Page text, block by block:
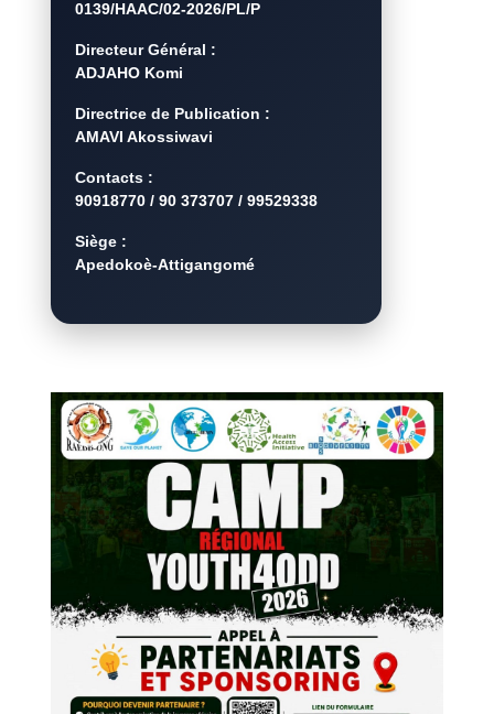
0139/HAAC/02-2026/PL/P
Directeur Général :
ADJAHO Komi
Directrice de Publication :
AMAVI Akossiwavi
Contacts :
90918770 / 90 373707 / 99529338
Siège :
Apedokoè-Attigangomé